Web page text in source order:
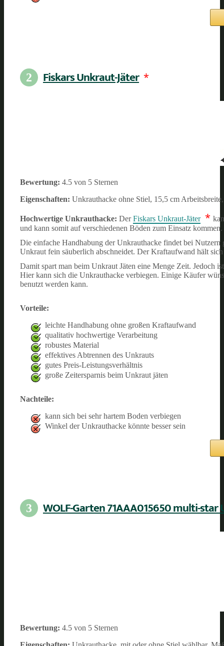
2 Fiskars Unkraut-Jäter *
Bewertung: 4.5 von 5 Sternen
Eigenschaften: Unkrauthacke ohne Stiel, 15,5 cm
Hochwertige Unkrauthacke: DerFiskars Unkraut-Jäter *
und kann somit auf verschiedenen Böden zum Einsatz kommen.
Die einfache Handhabung der Unkrauthacke findet bei
Unkraut fein säuberlich abschneidet. Der Kraftaufwand hält
Damit spart man beim Unkraut Jäten eine Menge Zeit. Jedoch
Hier kann sich die Unkrauthacke verbiegen. Einige Käufer
benutzt werden kann.
Vorteile:
leichte Handhabung ohne großen Kraftaufwand
qualitativ hochwertige Verarbeitung
robustes Material
effektives Abtrennen des Unkrauts
gutes Preis-Leistungsverhältnis
große Zeitersparnis beim Unkraut jäten
Nachteile:
kann sich bei sehr hartem Boden verbiegen
Winkel der Unkrauthacke könnte besser sein
3 WOLF-Garten 71AAA015650 multi-
Bewertung: 4.5 von 5 Sternen